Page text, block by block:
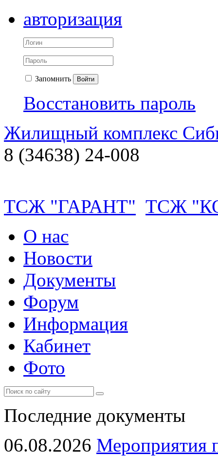
авторизация
Запомнить Войти
Восстановить пароль
Жилищный комплекс
8 (34638) 24-008
ТСЖ "ГАРАНТ" ТСЖ
О нас
Новости
Документы
Форум
Информация
Кабинет
Фото
Последние документы
06.08.2026 Мероприятия